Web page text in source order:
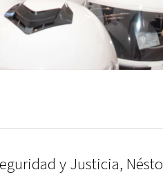
y Justicia,